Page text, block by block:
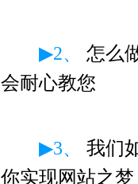
▶2、 怎么
会耐心教您
▶3、 我们
你实现网站之梦